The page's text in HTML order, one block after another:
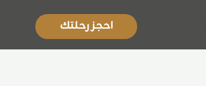
احجز رحلتك